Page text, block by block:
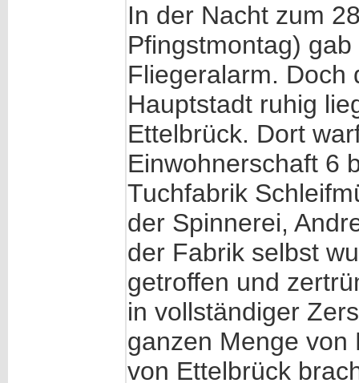
In der Nacht zum
Pfingstmontag)
Fliegeralarm. Doch
Hauptstadt ruhig
Ettelbrück. Dort
Einwohnerschaft 6
Tuchfabrik
der Spinnerei,
der Fabrik selbst
getroffen und
in vollständiger
ganzen Menge von
von Ettelbrück